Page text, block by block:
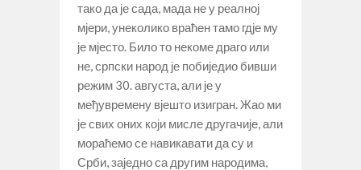
тако да је сада, мада не у реалној
мјери, унеколико враћен тамо гдје му
је мјесто. Било то некоме драго или
не, српски народ је побиједио бивши
режим 30. августа, али је у
међувремену вјешто изигран. Жао ми
је свих оних који мисле другачије, али
мораћемо се навикавати да су и
Срби, заједно са другим народима,